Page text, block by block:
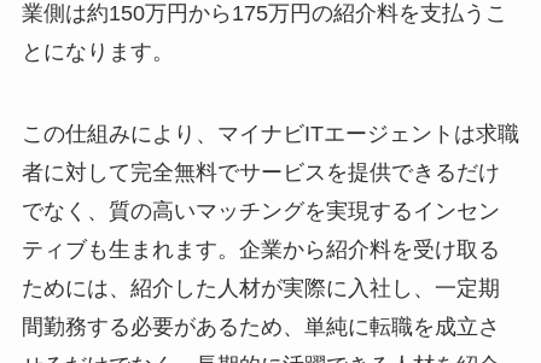
業側は約150万円から175万円の紹介料を支払うこ
とになります。
この仕組みにより、マイナビITエージェントは求職
者に対して完全無料でサービスを提供できるだけ
でなく、 質の高いマッチングを実現するインセン
ティブも生まれます。企業から紹介料を受け取る
ためには、紹介した人材が実際に入社し、一定期
間勤務する必要があるため、単純に転職を成立さ